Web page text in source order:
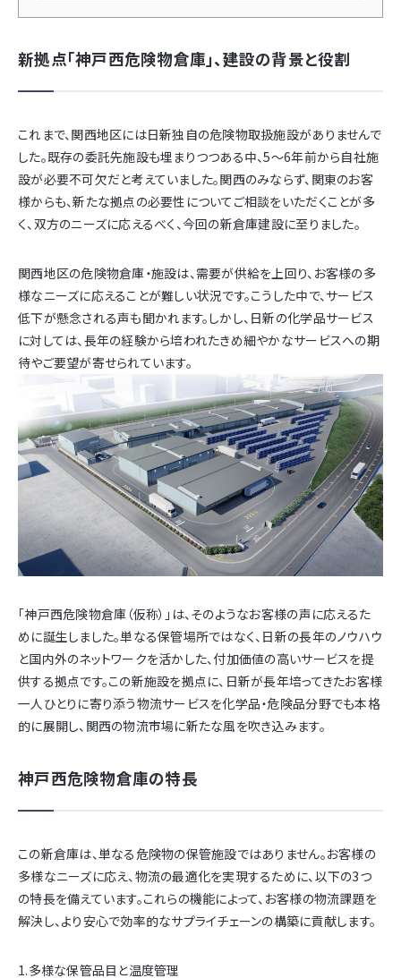
新拠点「神戸西危険物倉庫」、建設の背景と役割
これまで、関西地区には日新独自の危険物取扱施設がありませんで
した。既存の委託先施設も埋まりつつある中、5～6年前から自社施
設が必要不可欠だと考えていました。関西のみならず、関東のお客
様からも、新たな拠点の必要性についてご相談をいただくことが多
く、双方のニーズに応えるべく、今回の新倉庫建設に至りました。
関西地区の危険物倉庫・施設は、需要が供給を上回り、お客様の多
様なニーズに応えることが難しい状況です。こうした中で、サービス
低下が懸念される声も聞かれます。しかし、日新の化学品サービス
に対しては、長年の経験から培われたきめ細やかなサービスへの期
待やご要望が寄せられています。
「神戸西危険物倉庫（仮称）」は、そのようなお客様の声に応えるた
めに誕生しました。単なる保管場所ではなく、日新の長年のノウハウ
と国内外のネットワークを活かした、付加価値の高いサービスを提
供する拠点です。この新施設を拠点に、日新が長年培ってきたお客様
一人ひとりに寄り添う物流サービスを化学品・危険品分野でも本格
的に展開し、関西の物流市場に新たな風を吹き込みます。
神戸西危険物倉庫の特長
この新倉庫は、単なる危険物の保管施設ではありません。お客様の
多様なニーズに応え、物流の最適化を実現するために、以下の3つ
の特長を備えています。これらの機能によって、お客様の物流課題を
解決し、より安心で効率的なサプライチェーンの構築に貢献します。
1.多様な保管品目と温度管理